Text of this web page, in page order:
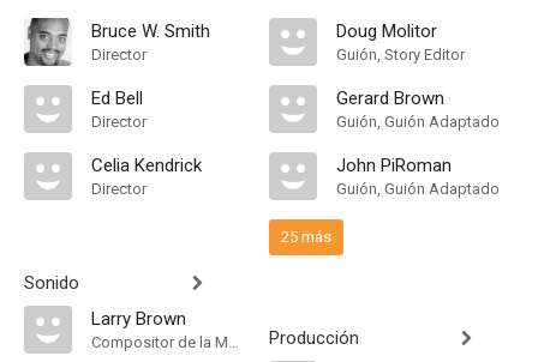
Bruce W. Smith
Director
Ed Bell
Director
Celia Kendrick
Director
Sonido
Larry Brown
Compositor de la Música Original
Doug Molitor
Guión, Story Editor
Gerard Brown
Guión, Guión Adaptado
John PiRoman
Guión, Guión Adaptado
25 más
Producción